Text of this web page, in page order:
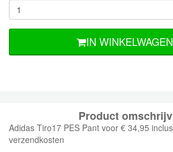
IN
Product
Adidas Tiro17 PES Pant voor € 34,95
verzendkosten